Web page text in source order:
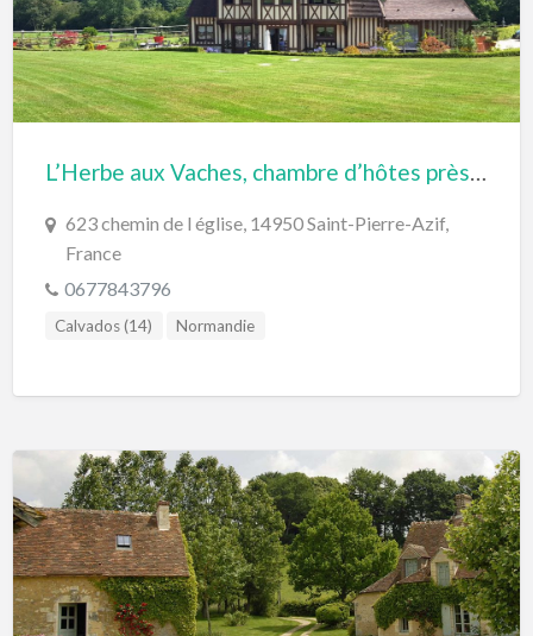
L’Herbe aux Vaches, chambre d’hôtes près de Deauville
623 chemin de l église, 14950 Saint-Pierre-Azif,
France
0677843796
Calvados (14) Normandie